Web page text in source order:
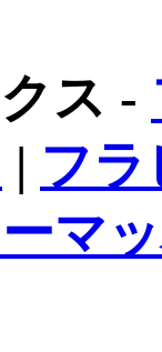
ス -
| フ
マ